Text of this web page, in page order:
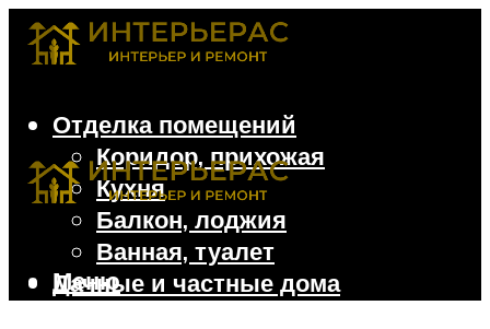
Отделка помещений
Коридор, прихожая
Кухня
Балкон, лоджия
Ванная, туалет
Дачные и частные дома
Меню